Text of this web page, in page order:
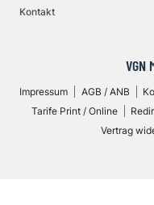
Kontakt
VGN
Impressum AGB / ANB
Tarife Print / Online
Vertrag